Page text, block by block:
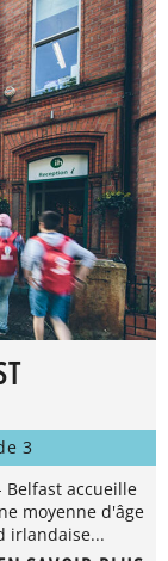
3
Belfast accueille
moyenne d'âge
irlandaise...